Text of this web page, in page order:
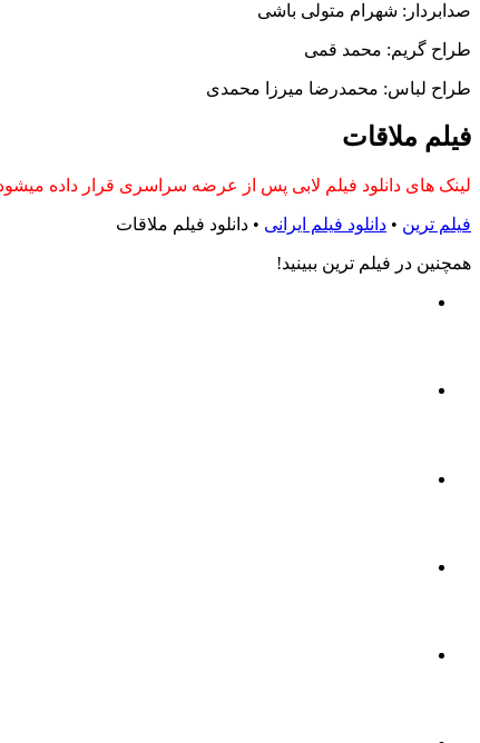
صدابردار: شهرام متولی باشی
طراح گریم: محمد قمی
طراح لباس: محمدرضا میرزا محمدی
فیلم ملاقات
لینک های دانلود فیلم لابی پس از عرضه سراسری قرار داده
فیلم ترین • دانلود فیلم ایرانی • دانلود فیلم ملاقات
همچنين در فيلم ترين ببينيد!